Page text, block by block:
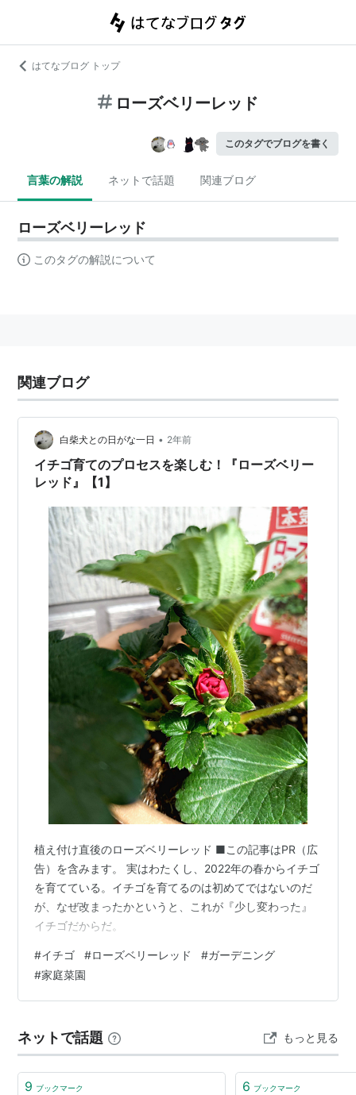
はてなブログ トップ
ローズベリーレッド
このタグでブログを書く
言葉の解説 ネットで話題 関連ブログ
ローズベリーレッド
このタグの解説について
関連ブログ
白柴犬との日がな一日 • 2年前
イチゴ育てのプロセスを楽しむ！『ローズベリー
レッド』【1】
植え付け直後のローズベリーレッド ■この記事はPR（広
告）を含みます。 実はわたくし、2022年の春からイチゴ
を育てている。イチゴを育てるのは初めてではないのだ
が、なぜ改まったかというと、これが『少し変わった』
イチゴだからだ。
#イチゴ #ローズベリーレッド #ガーデニング
#家庭菜園
ネットで話題 もっと見る
9 ブックマーク 6 ブックマーク